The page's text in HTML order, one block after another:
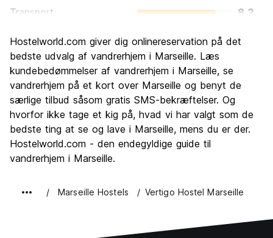
Transport
8.2
Kultur
Fester
Værdi for pengene
7.3
Hostelworld.com giver dig onlinereservation på det
bedste udvalg af vandrerhjem i Marseille. Læs
kundebedømmelser af vandrerhjem i Marseille, se
vandrerhjem på et kort over Marseille og benyt de
særlige tilbud såsom gratis SMS-bekræftelser. Og
hvorfor ikke tage et kig på, hvad vi har valgt som de
bedste ting at se og lave i Marseille, mens du er der.
Hostelworld.com - den endegyldige guide til
vandrerhjem i Marseille.
Marseille Hostels Vertigo Hostel Marseille